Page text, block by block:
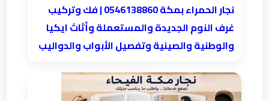
نجار الحمراء بمكة 0546138860⁩ | فك وتركيب
غرف النوم الجديدة والمستعملة وأثاث ايكيا
والوطنية والصينية وتفصيل الأبواب والدواليب